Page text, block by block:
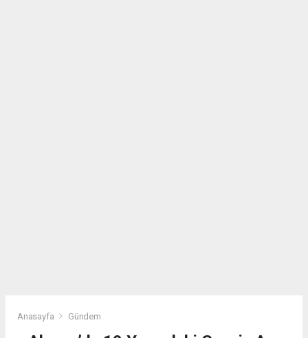
Anasayfa Gündem